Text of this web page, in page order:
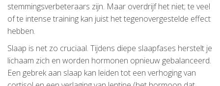
stemmingsverbeteraars zijn. Maar overdrijf het niet; te veel
of te intense training kan juist het tegenovergestelde effect
hebben.
Slaap is net zo cruciaal. Tijdens diepe slaapfases herstelt je
lichaam zich en worden hormonen opnieuw gebalanceerd.
Een gebrek aan slaap kan leiden tot een verhoging van